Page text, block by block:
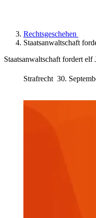
Rechtsgeschehen
Staatsanwaltschaft
Staatsanwaltschaft fordert
Strafrecht 30.